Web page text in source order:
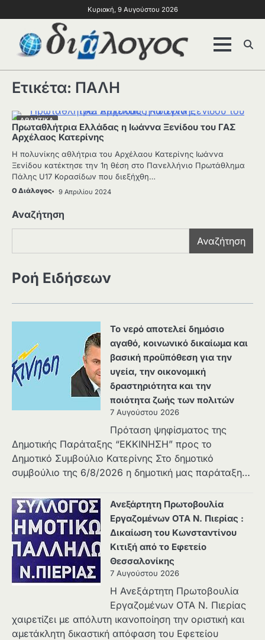
Κυριακή, 9 Αυγούστου 2026
Ετικέτα: ΠΑΛΗ
ΑΘΛΗΤΙΚΑ
Πρωταθλήτρια Ελλάδας η Ιωάννα Ξενίδου του ΓΑΣ
Αρχέλαος Κατερίνης
Η πολυνίκης αθλήτρια του Αρχέλαου Κατερίνης Ιωάννα
Ξενίδου κατέκτησε την 1η θέση στο Πανελλήνιο Πρωτάθλημα
Πάλης U17 Κορασίδων που διεξήχθη…
Ο Διάλογος 9 Απριλίου 2024
Αναζήτηση
Αναζήτηση
Ροή Ειδήσεων
Το νερό αποτελεί δημόσιο
αγαθό, κοινωνικό δικαίωμα και
βασική προϋπόθεση για την
υγεία, την οικονομική
δραστηριότητα και την
ποιότητα ζωής των πολιτών
7 Αυγούστου 2026
Πρόταση ψηφίσματος της
Δημοτικής Παράταξης “ΕΚΚΙΝΗΣΗ” προς το
Δημοτικό Συμβούλιο Κατερίνης Στο δημοτικό
συμβούλιο της 6/8/2026 η δημοτική μας παράταξη…
Ανεξάρτητη Πρωτοβουλία
Εργαζομένων ΟΤΑ Ν. Πιερίας :
Δικαίωση του Κωνσταντίνου
Κιτιξή από το Εφετείο
Θεσσαλονίκης
7 Αυγούστου 2026
Η Ανεξάρτητη Πρωτοβουλία
Εργαζομένων ΟΤΑ Ν. Πιερίας
χαιρετίζει με απόλυτη ικανοποίηση την οριστική και
αμετάκλητη δικαστική απόφαση του Εφετείου